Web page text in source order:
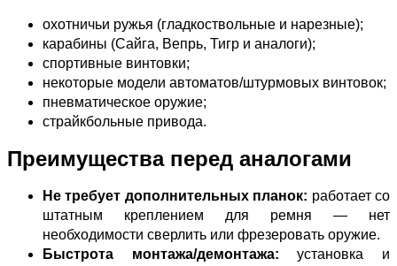
охотничьи ружья (гладкоствольные и нарезные);
карабины (Сайга, Вепрь, Тигр и аналоги);
спортивные винтовки;
некоторые модели автоматов/штурмовых винтовок;
пневматическое оружие;
страйкбольные привода.
Преимущества перед аналогами
Не требует дополнительных планок: работает со
штатным креплением для ремня — нет
необходимости сверлить или фрезеровать оружие.
Быстрота монтажа/демонтажа: установка и